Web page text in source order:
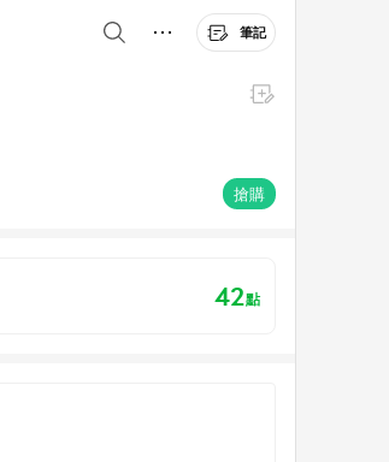
筆記
搶購
42點